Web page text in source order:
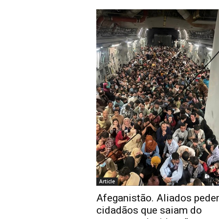
Article
Afeganistão. Aliados
cidadãos que saiam do